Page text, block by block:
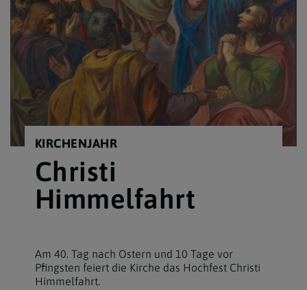
KIRCHENJAHR
Christi
Himmelfahrt
Am 40. Tag nach Ostern und 10 Tage vor
Pfingsten feiert die Kirche das Hochfest Christi
Himmelfahrt.